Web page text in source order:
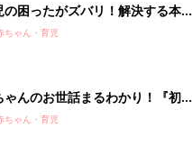
の困ったがズバリ！解決する本
よこクラブ 夏号』 4カ月～2才
ちゃん・育児
ゃんのお世話まるわかり！『初め
ひよこクラブ 夏号』〈巻頭大特
ちゃん・育児